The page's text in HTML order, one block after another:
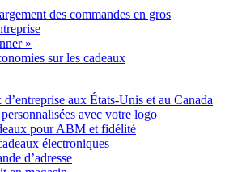
des commandes en gros
»
sur les cadeaux
d’entreprise aux États-Unis et au Canada
avec votre logo
pour ABM et fidélité
électroniques
d’adresse